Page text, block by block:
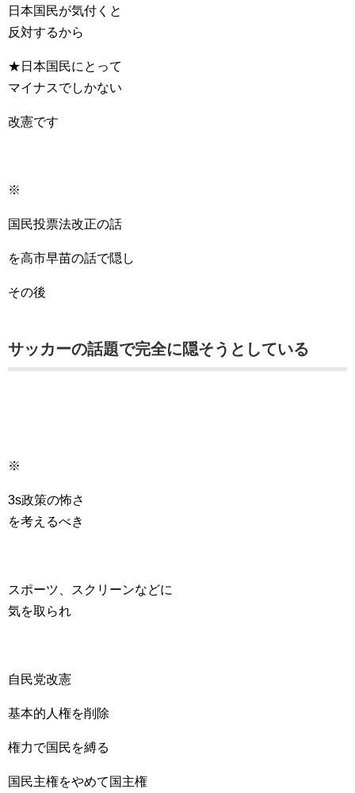
日本国民が気付くと
反対するから
★日本国民にとって
マイナスでしかない
改憲です
※
国民投票法改正の話
を高市早苗の話で隠し
その後
サッカーの話題で完全に隠そうとしている
※
3s政策の怖さ
を考えるべき
スポーツ、スクリーンなどに
気を取られ
自民党改憲
基本的人権を削除
権力で国民を縛る
国民主権をやめて国主権